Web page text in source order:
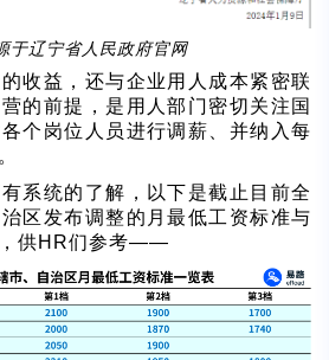
于辽宁省人民政府官网
收益，还与企业用人成本紧密联
的前提，是用人部门密切关注国
个岗位人员进行调薪、并纳入每
系统的了解，以下是截止目前全
区发布调整的月最低工资标准与
，供HR们参考——